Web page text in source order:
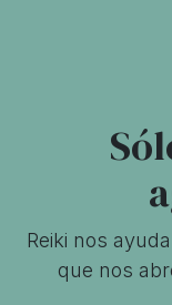
Reiki nos
que nos